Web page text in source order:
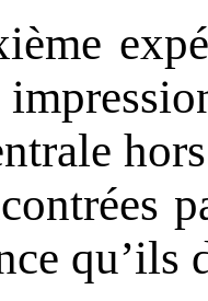
qu’ils